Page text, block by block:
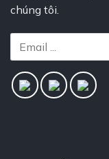
chúng tôi.